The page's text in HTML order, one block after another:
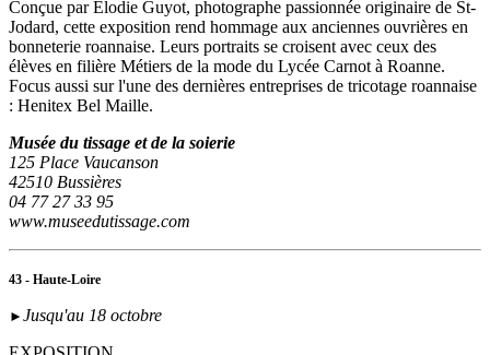
Conçue par Elodie Guyot, photographe passionnée originaire de St-
Jodard, cette exposition rend hommage aux anciennes ouvrières en
bonneterie roannaise. Leurs portraits se croisent avec ceux des
élèves en filière Métiers de la mode du Lycée Carnot à Roanne.
Focus aussi sur l'une des dernières entreprises de tricotage roannaise
: Henitex Bel Maille.
Musée du tissage et de la soierie
125 Place Vaucanson
42510 Bussières
04 77 27 33 95
www.museedutissage.com
43 - Haute-Loire
► Jusqu'au 18 octobre